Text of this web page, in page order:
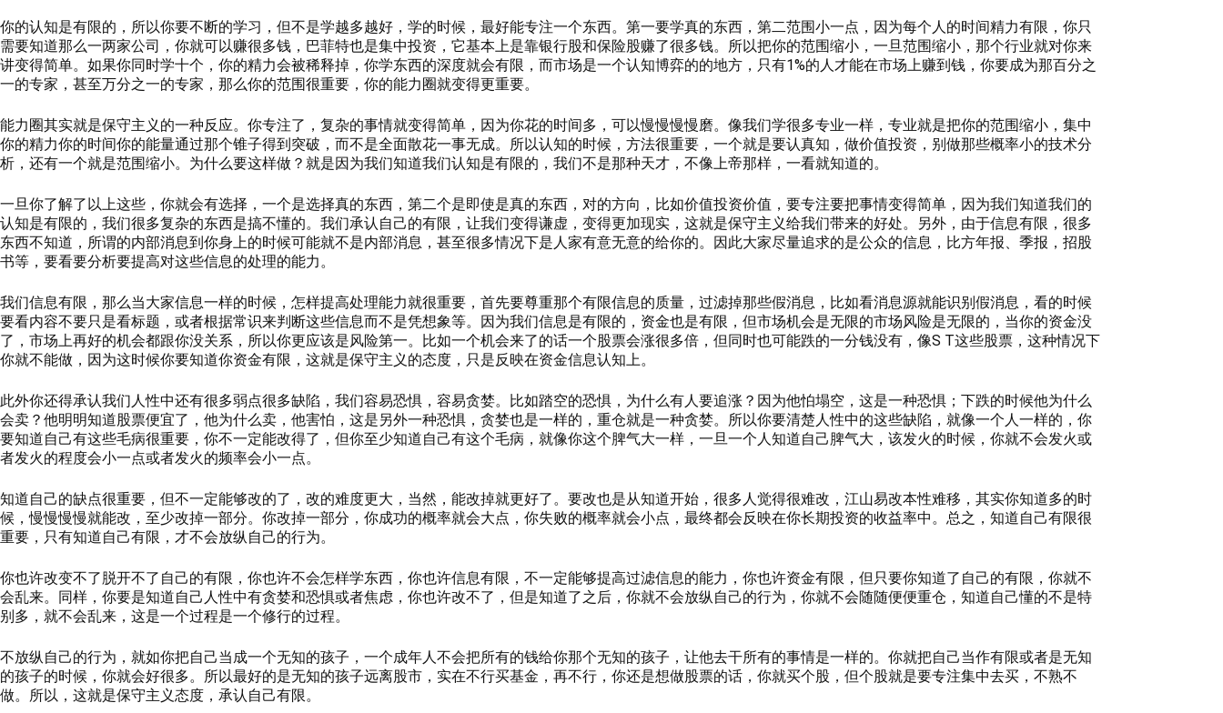
你的认知是有限的，所以你要不断的学习，但不是学越多越好，学的时候，最好能专注一个东西。第一要学真的东西，第二范围小一点，因为每个人的时间精力有限，你只
需要知道那么一两家公司，你就可以赚很多钱，巴菲特也是集中投资，它基本上是靠银行股和保险股赚了很多钱。所以把你的范围缩小，一旦范围缩小，那个行业就对你来
讲变得简单。如果你同时学十个，你的精力会被稀释掉，你学东西的深度就会有限，而市场是一个认知博弈的的地方，只有1%的人才能在市场上赚到钱，你要成为那百分之
一的专家，甚至万分之一的专家，那么你的范围很重要，你的能力圈就变得更重要。
能力圈其实就是保守主义的一种反应。你专注了，复杂的事情就变得简单，因为你花的时间多，可以慢慢慢慢磨。像我们学很多专业一样，专业就是把你的范围缩小，集中
你的精力你的时间你的能量通过那个锥子得到突破，而不是全面散花一事无成。所以认知的时候，方法很重要，一个就是要认真知，做价值投资，别做那些概率小的技术分
析，还有一个就是范围缩小。为什么要这样做？就是因为我们知道我们认知是有限的，我们不是那种天才，不像上帝那样，一看就知道的。
一旦你了解了以上这些，你就会有选择，一个是选择真的东西，第二个是即使是真的东西，对的方向，比如价值投资价值，要专注要把事情变得简单，因为我们知道我们的
认知是有限的，我们很多复杂的东西是搞不懂的。我们承认自己的有限，让我们变得谦虚，变得更加现实，这就是保守主义给我们带来的好处。另外，由于信息有限，很多
东西不知道，所谓的内部消息到你身上的时候可能就不是内部消息，甚至很多情况下是人家有意无意的给你的。因此大家尽量追求的是公众的信息，比方年报、季报，招股
书等，要看要分析要提高对这些信息的处理的能力。
我们信息有限，那么当大家信息一样的时候，怎样提高处理能力就很重要，首先要尊重那个有限信息的质量，过滤掉那些假消息，比如看消息源就能识别假消息，看的时候
要看内容不要只是看标题，或者根据常识来判断这些信息而不是凭想象等。因为我们信息是有限的，资金也是有限，但市场机会是无限的市场风险是无限的，当你的资金没
了，市场上再好的机会都跟你没关系，所以你更应该是风险第一。比如一个机会来了的话一个股票会涨很多倍，但同时也可能跌的一分钱没有，像S T这些股票，这种情况下
你就不能做，因为这时候你要知道你资金有限，这就是保守主义的态度，只是反映在资金信息认知上。
此外你还得承认我们人性中还有很多弱点很多缺陷，我们容易恐惧，容易贪婪。比如踏空的恐惧，为什么有人要追涨？因为他怕塌空，这是一种恐惧；下跌的时候他为什么
会卖？他明明知道股票便宜了，他为什么卖，他害怕，这是另外一种恐惧，贪婪也是一样的，重仓就是一种贪婪。所以你要清楚人性中的这些缺陷，就像一个人一样的，你
要知道自己有这些毛病很重要，你不一定能改得了，但你至少知道自己有这个毛病，就像你这个脾气大一样，一旦一个人知道自己脾气大，该发火的时候，你就不会发火或
者发火的程度会小一点或者发火的频率会小一点。
知道自己的缺点很重要，但不一定能够改的了，改的难度更大，当然，能改掉就更好了。要改也是从知道开始，很多人觉得很难改，江山易改本性难移，其实你知道多的时
候，慢慢慢慢就能改，至少改掉一部分。你改掉一部分，你成功的概率就会大点，你失败的概率就会小点，最终都会反映在你长期投资的收益率中。总之，知道自己有限很
重要，只有知道自己有限，才不会放纵自己的行为。
你也许改变不了脱开不了自己的有限，你也许不会怎样学东西，你也许信息有限，不一定能够提高过滤信息的能力，你也许资金有限，但只要你知道了自己的有限，你就不
会乱来。同样，你要是知道自己人性中有贪婪和恐惧或者焦虑，你也许改不了，但是知道了之后，你就不会放纵自己的行为，你就不会随随便便重仓，知道自己懂的不是特
别多，就不会乱来，这是一个过程是一个修行的过程。
不放纵自己的行为，就如你把自己当成一个无知的孩子，一个成年人不会把所有的钱给你那个无知的孩子，让他去干所有的事情是一样的。你就把自己当作有限或者是无知
的孩子的时候，你就会好很多。所以最好的是无知的孩子远离股市，实在不行买基金，再不行，你还是想做股票的话，你就买个股，但个股就是要专注集中去买，不熟不
做。所以，这就是保守主义态度，承认自己有限。